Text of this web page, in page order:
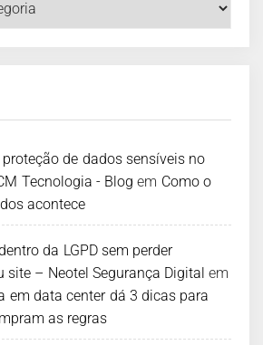
de dados sensíveis no
Tecnologia - Blog em Como o
acontece
da LGPD sem perder
site – Neotel Segurança Digital em
em data center dá 3 dicas para
as regras